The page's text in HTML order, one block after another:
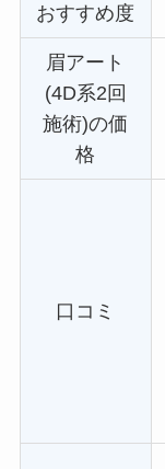
おすすめ度
眉アート
(4D系2回
施術)の価
格
口コミ